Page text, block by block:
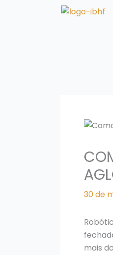
30 de
mais